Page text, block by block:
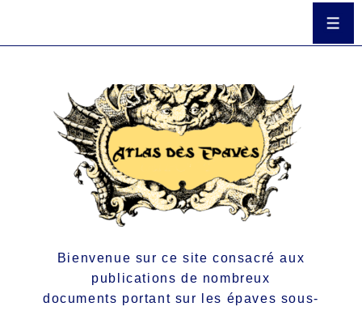
Bienvenue sur ce site consacré aux
publications de nombreux
documents portant sur les épaves sous-